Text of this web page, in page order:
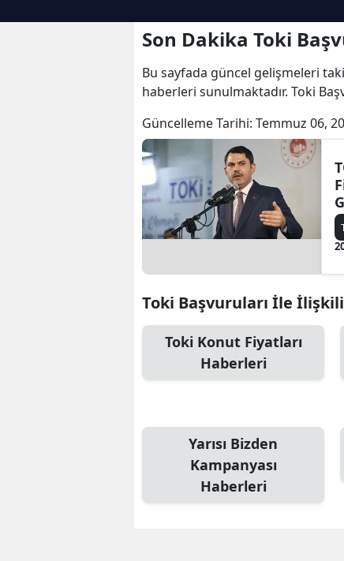
Son Dakika Toki
Bu sayfada güncel gelişmeleri
haberleri sunulmaktadır. Toki
Güncelleme Tarihi: Temmuz 06,
Toki Başvuruları İle
Toki Konut Fiyatları
Haberleri
Yarısı Bizden
Kampanyası
Haberleri